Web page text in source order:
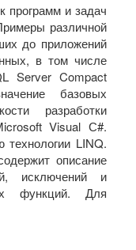
программ и задач
различной
до приложений
в том числе
Server Compact
базовых
разработки
Visual С#.
технологии LINQ.
описание
исключений и
функций. Для